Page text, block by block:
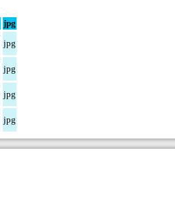
jpg
jpg
jpg
jpg
jpg